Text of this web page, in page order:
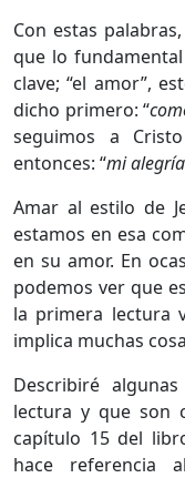
Con estas
que lo
clave; “el amor”,
dicho primero: “
seguimos a
entonces: “mi
Amar al estilo de
estamos en esa
en su amor. En
podemos ver que
la primera lectura
implica muchas
Describiré
lectura y que son
capítulo 15 del
hace referencia